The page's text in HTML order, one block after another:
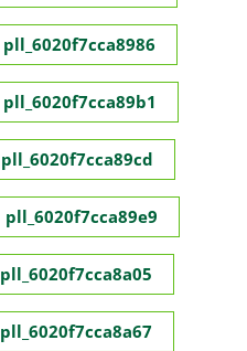
pll_6020f7cca8986
pll_6020f7cca89b1
pll_6020f7cca89cd
pll_6020f7cca89e9
pll_6020f7cca8a05
pll_6020f7cca8a67